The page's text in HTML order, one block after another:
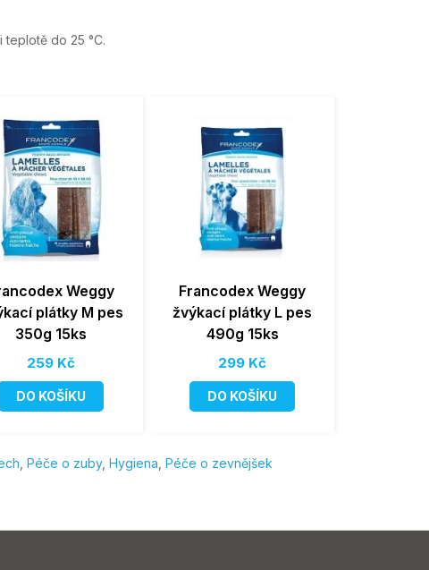
teplotě do 25 °C.
Weggy
plátky M pes
350g 15ks
259 Kč
DO KOŠÍKU
Francodex Weggy
žvýkací plátky L pes
490g 15ks
299 Kč
DO KOŠÍKU
Péče o zuby, Hygiena Péče o zevnějšek